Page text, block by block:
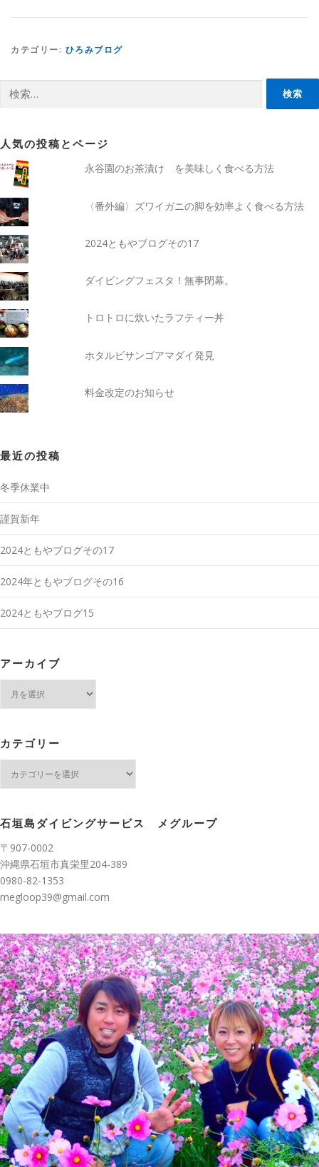
カテゴリー: ひろみブログ
索:
人気の投稿とページ
永谷園のお茶漬け を美味しく食べる方法
〈番外編〉ズワイガニの脚を効率よく食べる方法
2024ともやブログその17
ダイビングフェスタ！無事閉幕。
トロトロに炊いたラフティー丼
ホタルビサンゴアマダイ発見
料金改定のお知らせ
最近の投稿
冬季休業中
謹賀新年
2024ともやブログその17
2024年ともやブログその16
2024ともやブログ15
アーカイブ
ブ
カテゴリー
ー
石垣島ダイビングサービス メグループ
〒907-0002
沖縄県石垣市真栄里204-389
0980-82-1353
megloop39@gmail.com